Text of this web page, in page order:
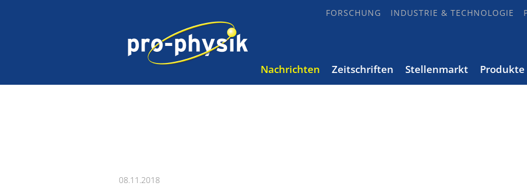
FORSCHUNG INDUSTRIE & TECHNOLOGIE
Nachrichten Zeitschriften Stellenmarkt Produkte
08.11.2018